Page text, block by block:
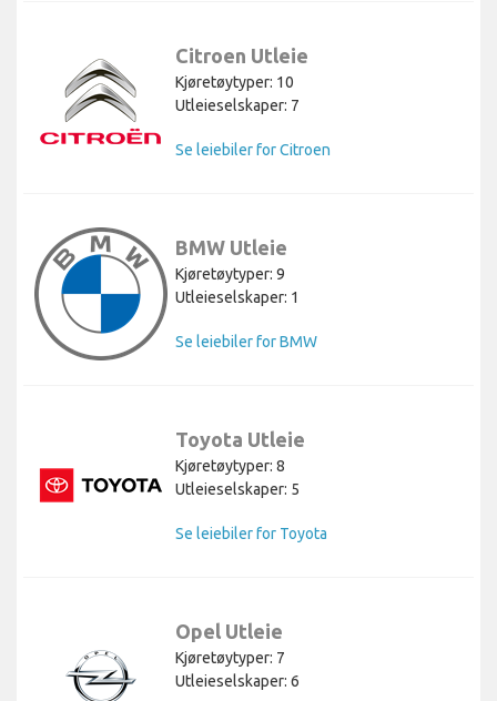
Citroen Utleie
Kjøretøytyper: 10
Utleieselskaper: 7
Se leiebiler for Citroen
BMW Utleie
Kjøretøytyper: 9
Utleieselskaper: 1
Se leiebiler for BMW
Toyota Utleie
Kjøretøytyper: 8
Utleieselskaper: 5
Se leiebiler for Toyota
Opel Utleie
Kjøretøytyper: 7
Utleieselskaper: 6